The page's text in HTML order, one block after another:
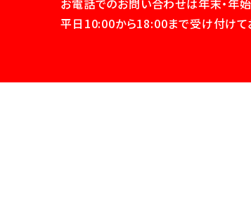
お電話でのお問い合わせは年末・年
平日10:00から18:00まで受け付けて